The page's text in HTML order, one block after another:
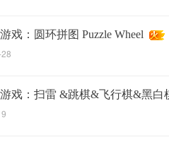
戏：圆环拼图 Puzzle Wheel
戏：扫雷 &跳棋&飞行棋&黑